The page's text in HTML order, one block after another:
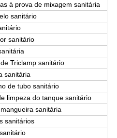
à prova de mixagem sanitária
sanitário
sanitário
Triclamp sanitário
sanitária
de tubo sanitário
limpeza do tanque sanitário
sanitária
sanitários